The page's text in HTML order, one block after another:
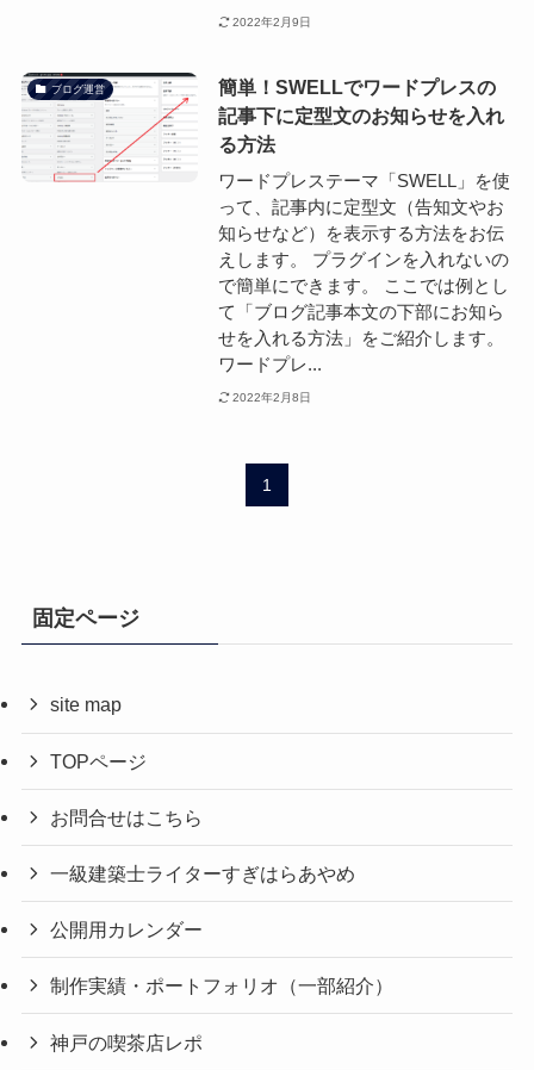
2022年2月9日
ブログ運営
簡単！SWELLでワードプレスの
記事下に定型文のお知らせを入れ
る方法
ワードプレステーマ「SWELL」を使
って、記事内に定型文（告知文やお
知らせなど）を表示する方法をお伝
えします。 プラグインを入れないの
で簡単にできます。 ここでは例とし
て「ブログ記事本文の下部にお知ら
せを入れる方法」をご紹介します。
ワードプレ...
2022年2月8日
1
固定ページ
site map
TOPページ
お問合せはこちら
一級建築士ライターすぎはらあやめ
公開用カレンダー
制作実績・ポートフォリオ（一部紹介）
神戸の喫茶店レポ